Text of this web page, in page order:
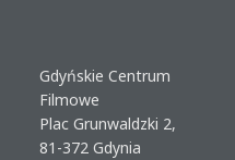
Gdyńskie Centrum
Filmowe
Plac Grunwaldzki 2,
81-372 Gdynia